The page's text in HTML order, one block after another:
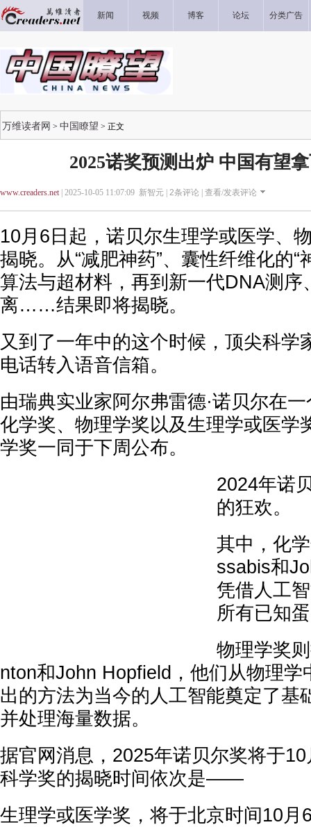
新闻 视频 博客 论坛 分类广告
万维读者网 > 中国瞭望 > 正文
2025诺奖预测出炉 中国有望
www.creaders.net| 2025-10-05 11:07:09 新智元 | 2条评论 | 查看/发表评论
10月6日起，诺贝尔生理学或医学、
揭晓。从“减肥神药”、囊性纤维化的“
算法与超材料，再到新一代DNA测序
离……结果即将揭晓。
又到了一年中的这个时候，顶尖科学
电话转入语音信箱。
由瑞典实业家阿尔弗雷德·诺贝尔在
化学奖、物理学奖以及生理学或医学
学奖一同于下周公布。
2024年诺
的狂欢。
其中，化
ssabis和
凭借人工
所有已知
物理学奖
nton和John Hopfield，他们从物理学
出的方法为当今的人工智能奠定了基
并处理海量数据。
据官网消息，2025年诺贝尔奖将于
科学奖的揭晓时间依次是——
生理学或医学奖，将于北京时间10月